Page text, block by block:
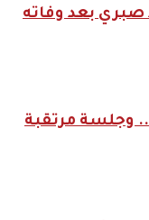
صبري بعد وفاته
وجلسة مرتقبة